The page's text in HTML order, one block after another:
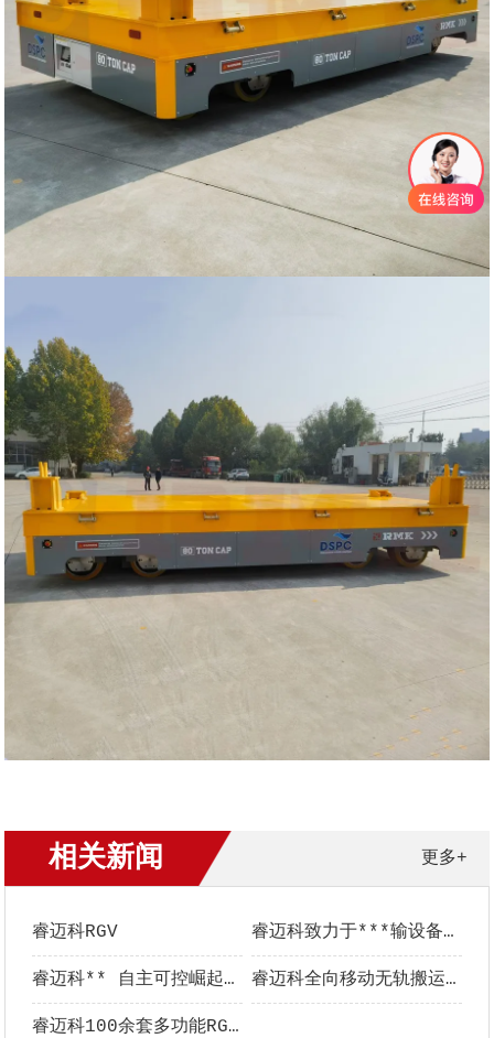
更多+
相关新闻
睿迈科RGV 睿迈科致力于***输设备的研发生产
睿迈科** 自主可控崛起在途中 睿迈科全向移动无轨搬运车同时发往国内国外客户现场
睿迈科100余套多功能RGV --的副本